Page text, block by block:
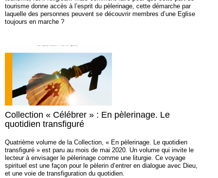
tourisme donne accès à l’esprit du pèlerinage, cette démarche par
laquelle des personnes peuvent se découvrir membres d’une Eglise
toujours en marche ?
Collection « Célébrer » : En pèlerinage. Le
quotidien transfiguré
Quatrième volume de la Collection, « En pèlerinage. Le quotidien
transfiguré » est paru au mois de mai 2020. Un volume qui invite le
lecteur à envisager le pèlerinage comme une liturgie. Ce voyage
spirituel est une façon pour le pèlerin d’entrer en dialogue avec Dieu,
et une voie de transfiguration du quotidien.